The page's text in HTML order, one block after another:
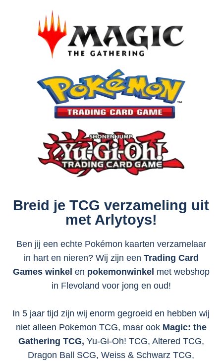
Breid je TCG verzameling uit
met Arlytoys!
Ben jij een echte Pokémon kaarten verzamelaar
in hart en nieren? Wij zijn een Trading Card
Games winkel en pokemonwinkel met webshop
in Flevoland voor jong en oud!
In 5 jaar tijd zijn wij enorm gegroeid en hebben wij
niet alleen Pokemon TCG, maar ook Magic: the
Gathering TCG, Yu-Gi-Oh! TCG, Altered TCG,
Dragon Ball SCG, Weiss & Schwarz TCG,